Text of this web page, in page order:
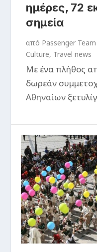
ημέρες, 72
σημεία
από Passenger Team
Culture, Travel news
Με ένα πλήθος
δωρεάν
Αθηναίων